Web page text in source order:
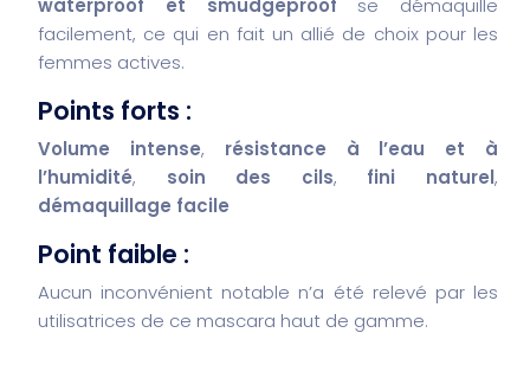
waterproof et smudgeproof se démaquille
facilement, ce qui en fait un allié de choix pour les
femmes actives.
Points forts :
Volume intense, résistance à l’eau et à
l’humidité, soin des cils, fini naturel,
démaquillage facile
Point faible :
Aucun inconvénient notable n’a été relevé par les
utilisatrices de ce mascara haut de gamme.